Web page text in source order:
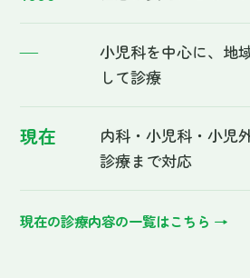
FACILITY
院内のご案内
無料駐車場あり。お車でもお越
（お停めいただける区画はアクセ
図をご確認ください）
小児科・内科・小児外科・胃腸科